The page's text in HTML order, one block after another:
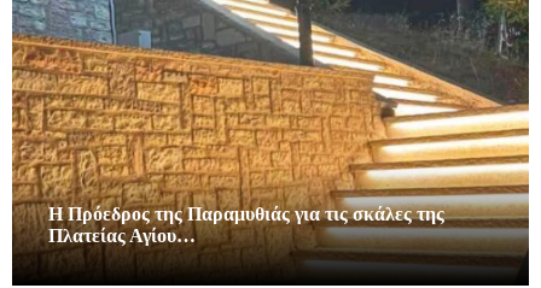
Η Πρόεδρος της Παραμυθιάς για τις σκάλες της
Πλατείας Αγίου…